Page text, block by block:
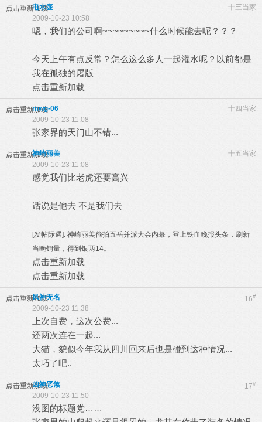
点击重新加载 十三当家
电水壶
2009-10-23 10:58
嗯，我们的公司啊~~~~~~~~~什么时候能去呢？？？
今天上午有点反常？怎么这么多人一起灌水呢？以前都是
我在孤独的屠版
点击重新加载
点击重新加载 十四当家
mwg-06
2009-10-23 11:08
张家界的天门山不错...
点击重新加载 十五当家
神崎丽美
2009-10-23 11:08
感觉我们比老虎还要高兴
话说是他去 不是我们去
[发帖际遇]: 神崎丽美偷拍五岳并派大会内幕，登上铁血晚报头条，刷新
当晚销量，得到银两14。
点击重新加载
点击重新加载
点击重新加载 16#
风神无名
2009-10-23 11:38
上次自费，这次公费...
还两次连在一起...
大猫，貌似今年我从四川回来后也是碰到这种情况...
太巧了吧..
点击重新加载 17#
凶神恶煞
2009-10-23 11:50
没图的标题党……